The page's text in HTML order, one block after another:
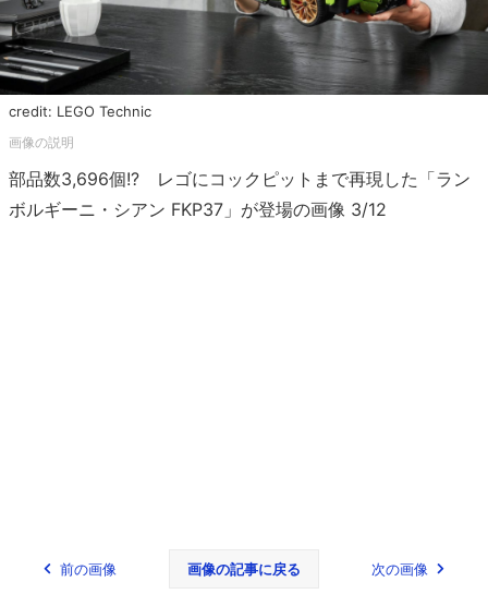
credit: LEGO Technic
部品数3,696個!? レゴにコックピットまで再現した「ラン
ボルギーニ・シアン FKP37」が登場の画像 3/12
前の画像 画像の記事に戻る 次の画像